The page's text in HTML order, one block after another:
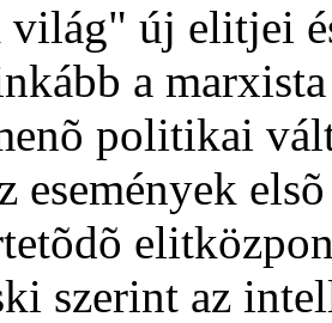
új elitjei
a
politikai
események
szerint az